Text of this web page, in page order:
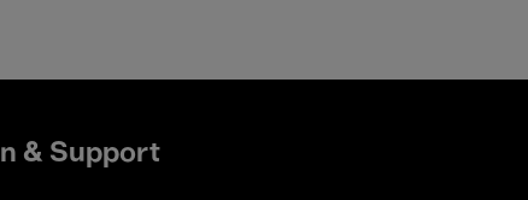
& Support